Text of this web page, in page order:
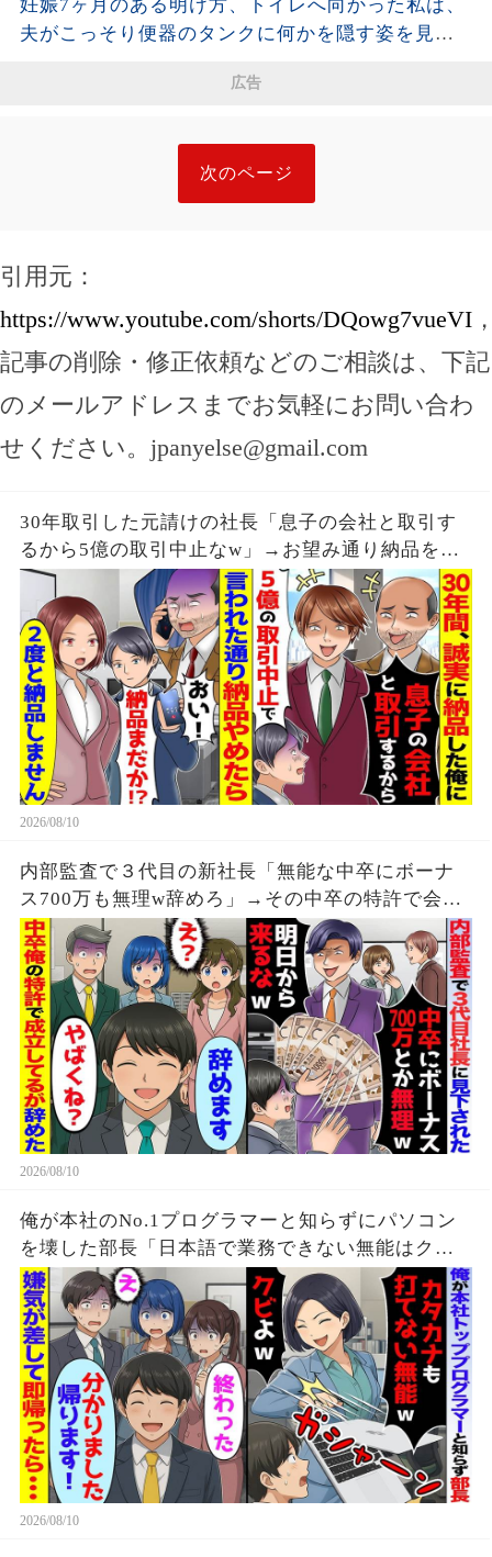
妊娠7ヶ月のある明け方、トイレへ向かった私は、
夫がこっそり便器のタンクに何かを隠す姿を見て
は声も出せず凍りついた――
広告
次のページ
引用元：
https://www.youtube.com/shorts/DQowg7vueVI
記事の削除・修正依頼などのご相談は、下記
のメールアドレスまでお気軽にお問い合わ
せください。 jpanyelse@gmail.com
30年取引した元請けの社長「息子の会社と取引す
るから5億の取引中止なw」→お望み通り納品をや
めたらDQN「納品しろ」ライバル会社の女社長
「もう納品しません」
2026/08/10
内部監査で３代目の新社長「無能な中卒にボーナ
ス700万も無理w辞めろ」→その中卒の特許で会社
は成り立っていたが辞めた
2026/08/10
俺が本社のNo.1プログラマーと知らずにパソコン
を壊した部長「日本語で業務できない無能はクビw
さっさと帰れ」→即帰ったら…
2026/08/10